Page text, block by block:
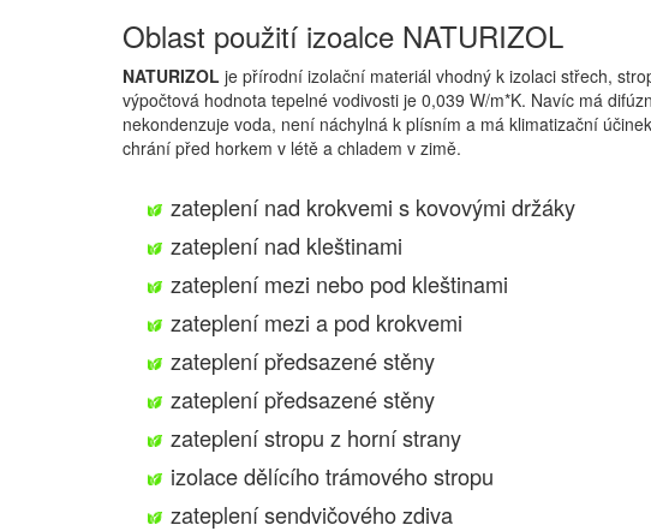
Oblast použití izoalce NATURIZOL
NATURIZOL je přírodní izolační materiál vhodný k izolaci střech,
výpočtová hodnota tepelné vodivosti je 0,039 W/m*K. Navíc má
nekondenzuje voda, není náchylná k plísním a má klimatizační
chrání před horkem v létě a chladem v zimě.
zateplení nad krokvemi s kovovými držáky
zateplení nad kleštinami
zateplení mezi nebo pod kleštinami
zateplení mezi a pod krokvemi
zateplení předsazené stěny
zateplení předsazené stěny
zateplení stropu z horní strany
izolace dělícího trámového stropu
zateplení sendvičového zdiva